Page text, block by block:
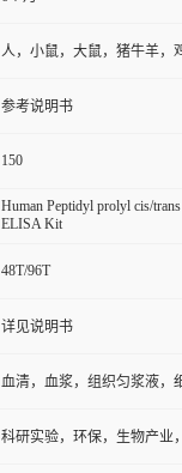
人，小鼠，大鼠，猪牛羊，
参考说明书
150
Human Peptidyl prolyl cis/
ELISA Kit
48T/96T
详见说明书
血清，血浆，组织匀浆液，
科研实验，环保，生物产业